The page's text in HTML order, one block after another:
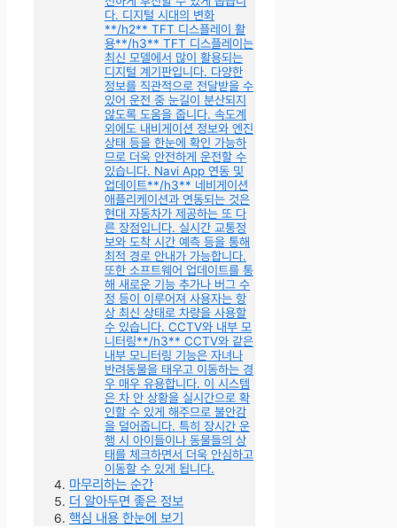
다. 디지털 시대의 변화
**/h2** TFT 디스플레이 활
용**/h3** TFT 디스플레이는
최신 모델에서 많이 활용되는
디지털 계기판입니다. 다양한
정보를 직관적으로 전달받을 수
있어 운전 중 눈길이 분산되지
않도록 도움을 줍니다. 속도계
외에도 내비게이션 정보와 엔진
상태 등을 한눈에 확인 가능하
므로 더욱 안전하게 운전할 수
있습니다. Navi App 연동 및
업데이트**/h3** 네비게이션
애플리케이션과 연동되는 것은
현대 자동차가 제공하는 또 다
른 장점입니다. 실시간 교통정
보와 도착 시간 예측 등을 통해
최적 경로 안내가 가능합니다.
또한 소프트웨어 업데이트를 통
해 새로운 기능 추가나 버그 수
정 등이 이루어져 사용자는 항
상 최신 상태로 차량을 사용할
수 있습니다. CCTV와 내부 모
니터링**/h3** CCTV와 같은
내부 모니터링 기능은 자녀나
반려동물을 태우고 이동하는 경
우 매우 유용합니다. 이 시스템
은 차 안 상황을 실시간으로 확
인할 수 있게 해주므로 불안감
을 덜어줍니다. 특히 장시간 운
행 시 아이들이나 동물들의 상
태를 체크하면서 더욱 안심하고
이동할 수 있게 됩니다.
마무리하는 순간
더 알아두면 좋은 정보
핵심 내용 한눈에 보기